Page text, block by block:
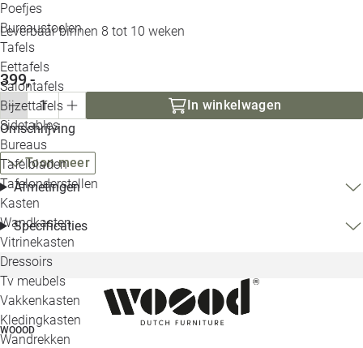
Poefjes
Bureaustoelen
Tafels
Eettafels
Salontafels
Bijzettafels
Sidetables
Bureaus
Tafelbladen
Tafelonderstellen
Kasten
Wandkasten
Vitrinekasten
Dressoirs
Tv meubels
Vakkenkasten
Kledingkasten
Wandrekken
Leverbaar binnen 8 tot 10 weken
399,-
In winkelwagen
Omschrijving
Toon meer
Afmetingen
Specificaties
WOOOD